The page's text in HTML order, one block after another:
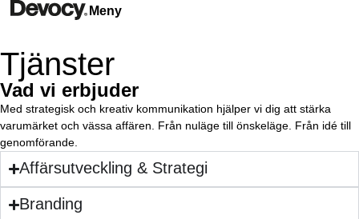
Meny
Tjänster
Vad vi erbjuder
Med strategisk och kreativ kommunikation hjälper vi dig att stärka
varumärket och vässa affären. Från nuläge till önskeläge. Från idé till
genomförande.
Affärsutveckling & Strategi
Branding